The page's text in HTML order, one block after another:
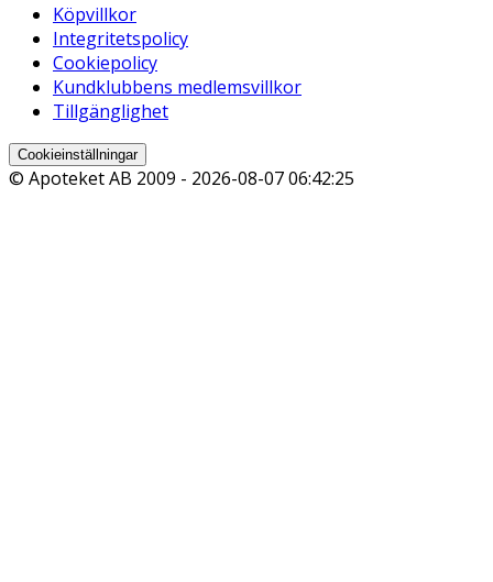
Köpvillkor
Integritetspolicy
Cookiepolicy
Kundklubbens medlemsvillkor
Tillgänglighet
Cookieinställningar
© Apoteket AB 2009 - 2026-08-07 06:42:25